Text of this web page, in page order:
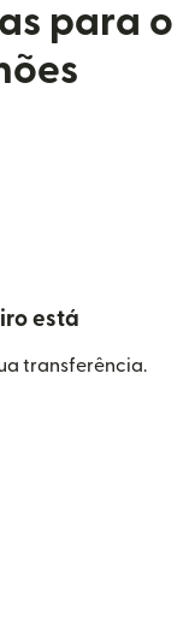
para o
está
transferência.